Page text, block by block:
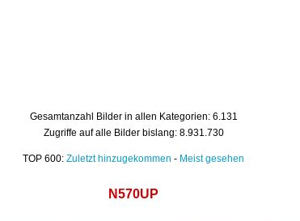
Gesamtanzahl Bilder in allen Kategorien: 6.131
Zugriffe auf alle Bilder bislang: 8.931.730
TOP 600:Zuletzt hinzugekommen - Meist gesehen
N570UP